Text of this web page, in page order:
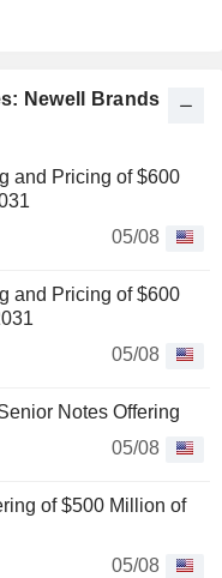
Newell Brands
and Pricing of $600
05/08
and Pricing of $600
05/08
Notes Offering
05/08
of $500 Million of
05/08